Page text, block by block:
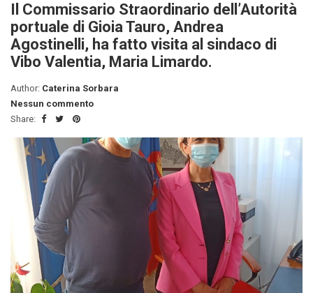
Il Commissario Straordinario dell’Autorità
portuale di Gioia Tauro, Andrea
Agostinelli, ha fatto visita al sindaco di
Vibo Valentia, Maria Limardo.
Author: Caterina Sorbara
Nessun commento
Share: